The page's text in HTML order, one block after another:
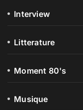
Interview
Litterature
Moment 80's
Musique